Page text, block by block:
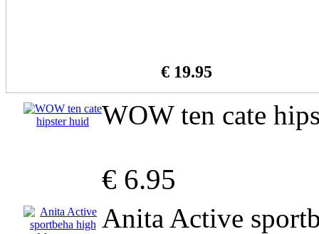
€ 19.95
WOW ten cate
€ 6.95
Anita Active